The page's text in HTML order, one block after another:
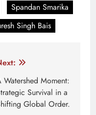
Spandan Smarika
Singh Bais
Watershed Moment:
Survival in a
Global Order.